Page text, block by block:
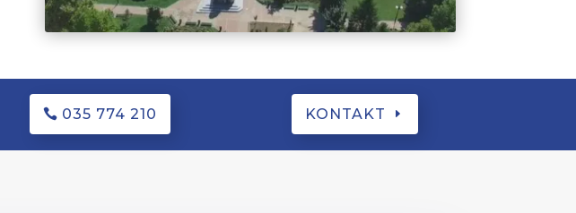
035 774 210 KONTAKT